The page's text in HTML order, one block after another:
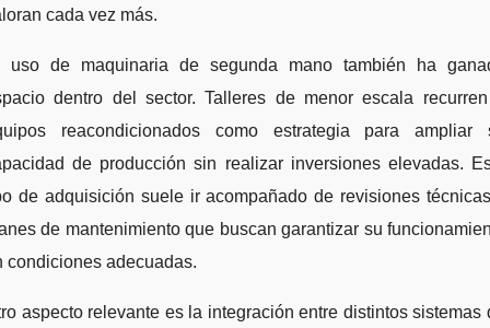
cada vez más.
uso de maquinaria de segunda mano también ha
dentro del sector. Talleres de menor escala
reacondicionados como estrategia para ampliar
de producción sin realizar inversiones elevadas.
de adquisición suele ir acompañado de revisiones
de mantenimiento que buscan garantizar su
condiciones adecuadas.
aspecto relevante es la integración entre distintos sistemas